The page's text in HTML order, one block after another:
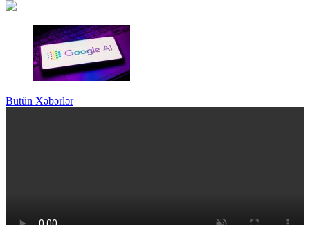
Bütün Xəbərlər